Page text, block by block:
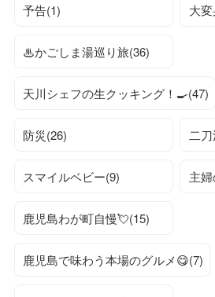
予告(1) 大
♨かごしま湯巡り旅(36)
天川シェフの生クッキング！🍳(47)
防災(26) 二
スマイルベビー(9) 主
鹿児島わが町自慢💘(15)
鹿児島で味わう本場のグルメ😋(7)